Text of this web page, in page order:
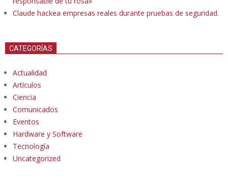
Claude hackea empresas reales durante pruebas de seguridad.
CATEGORÍAS
Actualidad
Artículos
Ciencia
Comunicados
Eventos
Hardware y Software
Tecnología
Uncategorized